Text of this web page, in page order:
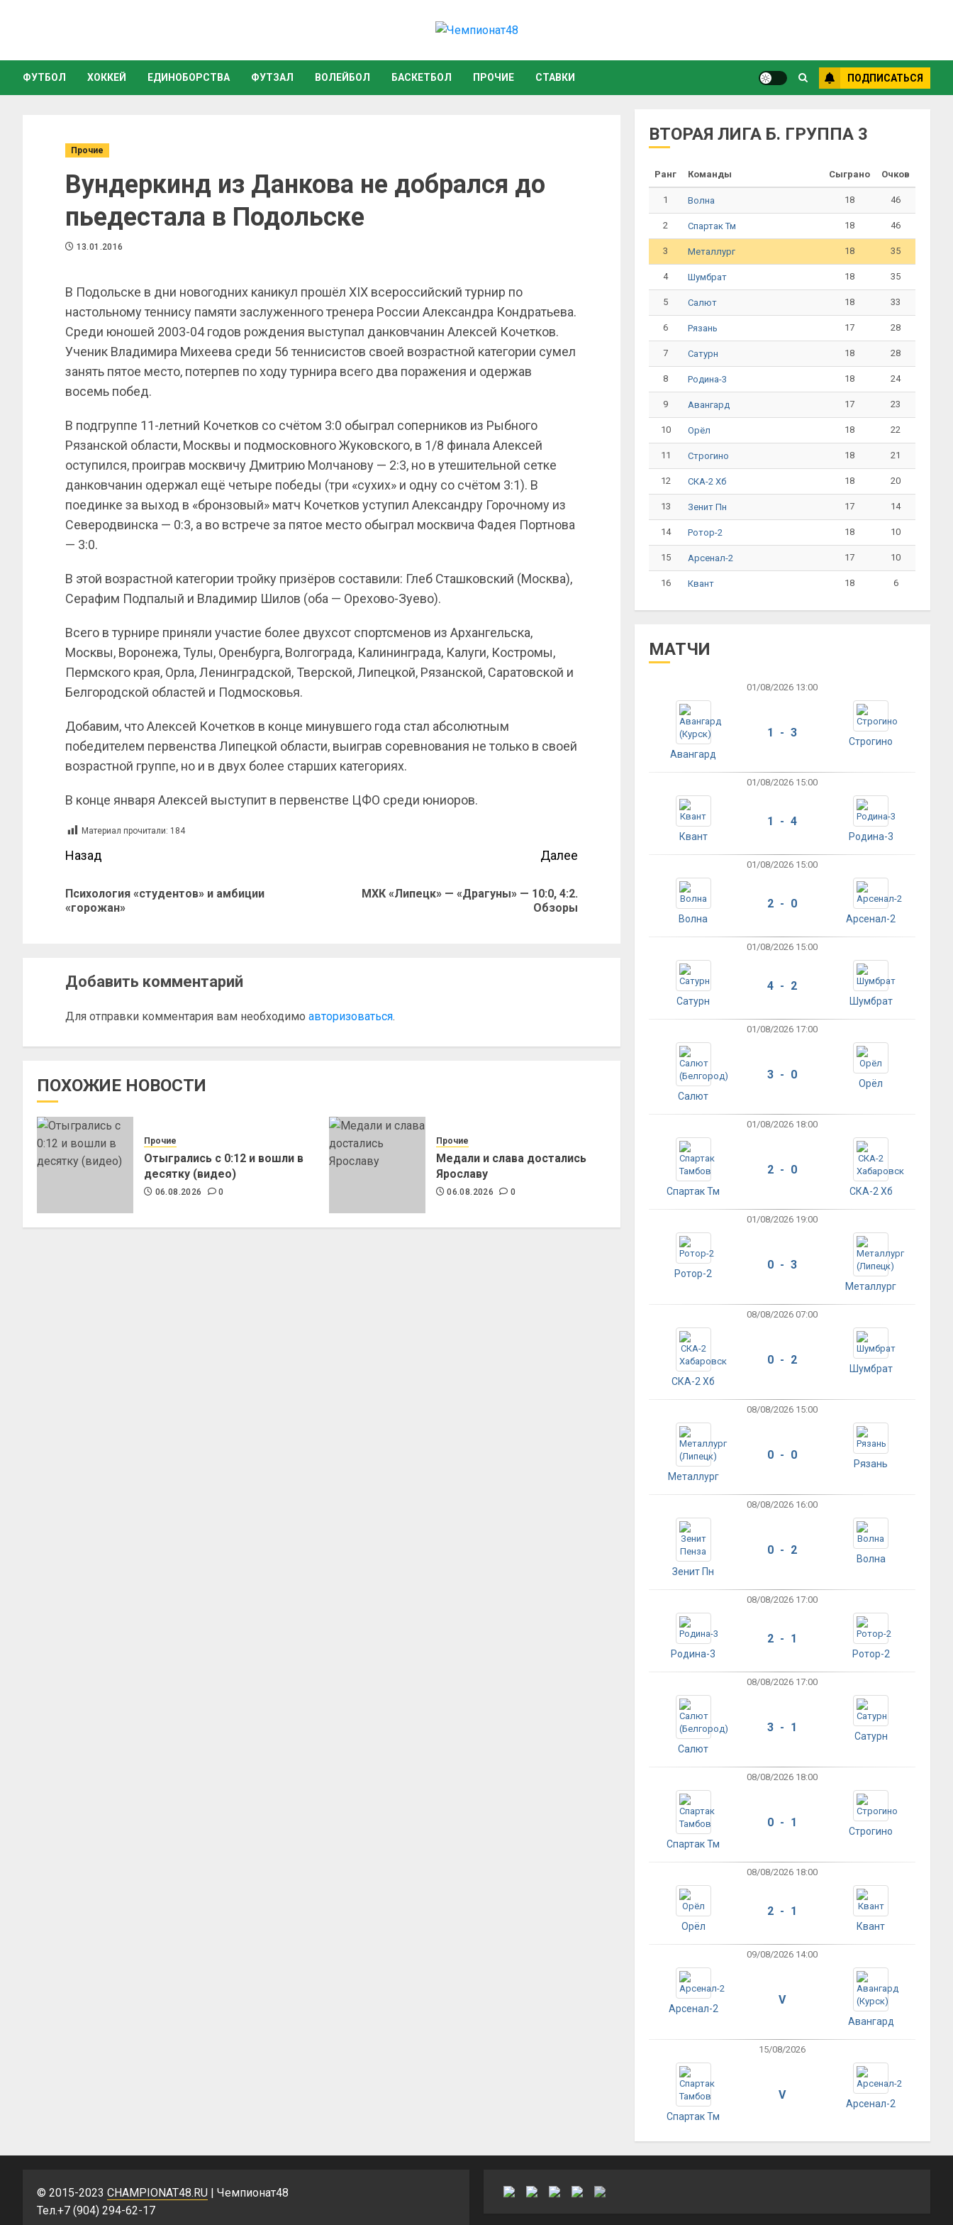
ФУТБОЛ ХОККЕЙ ЕДИНОБОРСТВА ФУТЗАЛ ВОЛЕЙБОЛ БАСКЕТБОЛ ПРОЧИЕ СТАВКИ ПОДПИСАТЬСЯ
Прочие
Вундеркинд из Данкова не добрался до
пьедестала в Подольске
13.01.2016
В Подольске в дни новогодних каникул прошёл XIX всероссийский турнир по
настольному теннису памяти заслуженного тренера России Александра Кондратьева.
Среди юношей 2003-04 годов рождения выступал данковчанин Алексей Кочетков.
Ученик Владимира Михеева среди 56 теннисистов своей возрастной категории сумел
занять пятое место, потерпев по ходу турнира всего два поражения и одержав
восемь побед.
В подгруппе 11-летний Кочетков со счётом 3:0 обыграл соперников из Рыбного
Рязанской области, Москвы и подмосковного Жуковского, в 1/8 финала Алексей
оступился, проиграв москвичу Дмитрию Молчанову — 2:3, но в утешительной сетке
данковчанин одержал ещё четыре победы (три «сухих» и одну со счётом 3:1). В
поединке за выход в «бронзовый» матч Кочетков уступил Александру Горочному из
Северодвинска — 0:3, а во встрече за пятое место обыграл москвича Фадея Портнова
— 3:0.
В этой возрастной категории тройку призёров составили: Глеб Сташковский (Москва),
Серафим Подпалый и Владимир Шилов (оба — Орехово-Зуево).
Всего в турнире приняли участие более двухсот спортсменов из Архангельска,
Москвы, Воронежа, Тулы, Оренбурга, Волгограда, Калининграда, Калуги, Костромы,
Пермского края, Орла, Ленинградской, Тверской, Липецкой, Рязанской, Саратовской и
Белгородской областей и Подмосковья.
Добавим, что Алексей Кочетков в конце минувшего года стал абсолютным
победителем первенства Липецкой области, выиграв соревнования не только в своей
возрастной группе, но и в двух более старших категориях.
В конце января Алексей выступит в первенстве ЦФО среди юниоров.
Материал прочитали: 184
Назад
Психология «студентов» и амбиции
«горожан»
Далее
МХК «Липецк» — «Драгуны» — 10:0, 4:2.
Обзоры
Добавить комментарий
Для отправки комментария вам необходимо авторизоваться.
ПОХОЖИЕ НОВОСТИ
Прочие
Отыгрались с 0:12 и вошли в
десятку (видео)
06.08.2026 0
Прочие
Медали и слава достались
Ярославу
06.08.2026 0
ВТОРАЯ ЛИГА Б. ГРУППА 3
Ранг Команды Сыграно Очков
1 Волна 18 46
2 Спартак Тм 18 46
3 Металлург 18 35
4 Шумбрат 18 35
5 Салют 18 33
6 Рязань 17 28
7 Сатурн 18 28
8 Родина-3 18 24
9 Авангард 17 23
10 Орёл 18 22
11 Строгино 18 21
12 СКА-2 Хб 18 20
13 Зенит Пн 17 14
14 Ротор-2 18 10
15 Арсенал-2 17 10
16 Квант 18 6
МАТЧИ
01/08/2026 13:00
Авангард
1 - 3
Строгино
01/08/2026 15:00
Квант
1 - 4
Родина-3
01/08/2026 15:00
Волна
2 - 0
Арсенал-2
01/08/2026 15:00
Сатурн
4 - 2
Шумбрат
01/08/2026 17:00
Салют
3 - 0
Орёл
01/08/2026 18:00
Спартак Тм
2 - 0
СКА-2 Хб
01/08/2026 19:00
Ротор-2
0 - 3
Металлург
08/08/2026 07:00
СКА-2 Хб
0 - 2
Шумбрат
08/08/2026 15:00
Металлург
0 - 0
Рязань
08/08/2026 16:00
Зенит Пн
0 - 2
Волна
08/08/2026 17:00
Родина-3
2 - 1
Ротор-2
08/08/2026 17:00
Салют
3 - 1
Сатурн
08/08/2026 18:00
Спартак Тм
0 - 1
Строгино
08/08/2026 18:00
Орёл
2 - 1
Квант
09/08/2026 14:00
Арсенал-2
V
Авангард
15/08/2026
Спартак Тм
V
Арсенал-2
© 2015-2023 CHAMPIONAT48.RU | Чемпионат48
Тел.+7 (904) 294-62-17